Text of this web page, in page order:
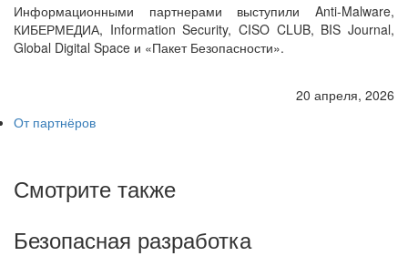
Информационными партнерами выступили Anti-Malware,
КИБЕРМЕДИА, Information Security, CISO CLUB, BIS Journal,
Global Digital Space и «Пакет Безопасности».
20 апреля, 2026
От партнёров
Смотрите также
Безопасная разработка